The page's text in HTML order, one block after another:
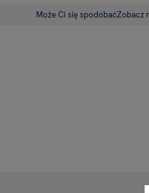
Może Ci się spodobaćZobacz